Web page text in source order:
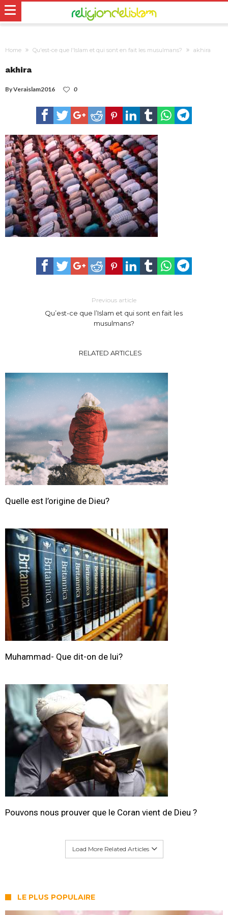
Home Qu'est-ce que l'Islam et qui sont en fait les musulmans? akhira
akhira
ByVeraislam2016 0
Previous article
Qu’est-ce que l’Islam et qui sont en fait les
musulmans?
RELATED ARTICLES
Quelle est l’origine de Dieu?
Muhammad- Que dit-on de lui?
Pouvons nous prouver que le Coran vient de Dieu ?
Load More Related Articles
LE PLUS POPULAIRE